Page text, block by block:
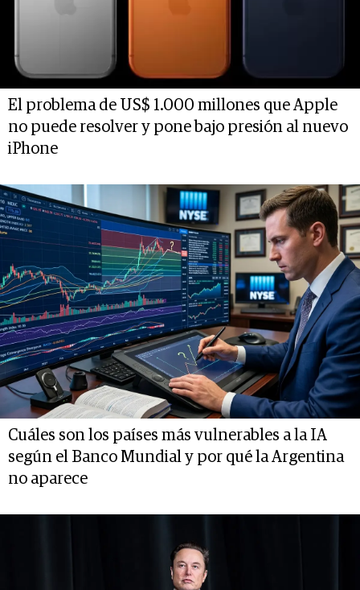
El problema de US$ 1.000 millones que Apple
no puede resolver y pone bajo presión al nuevo
iPhone
Cuáles son los países más vulnerables a la IA
según el Banco Mundial y por qué la Argentina
no aparece